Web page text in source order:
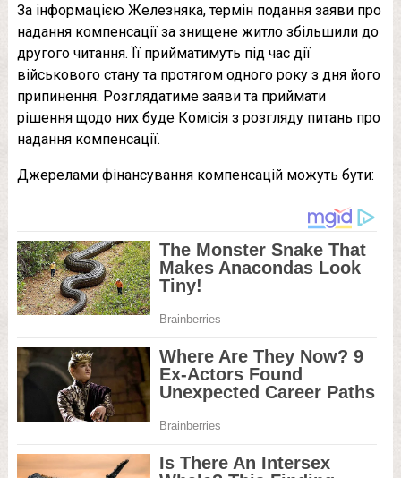
За інформацією Железняка, термін подання заяви про
надання компенсації за знищене житло збільшили до
другого читання. Її прийматимуть під час дії
військового стану та протягом одного року з дня його
припинення. Розглядатиме заяви та приймати
рішення щодо них буде Комісія з розгляду питань про
надання компенсації.
Джерелами фінансування компенсацій можуть бути: